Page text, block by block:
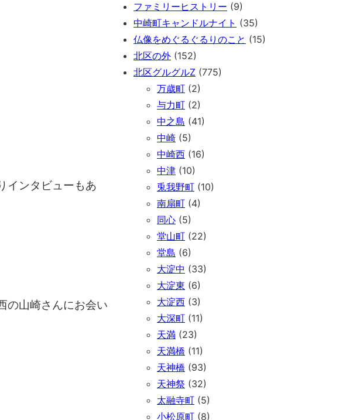
インタビューもあ
の山崎さんにお会い
ファミリーヒストリー (9)
中崎町キャンドルナイト (35)
仏像をめぐるぐるりのこと (15)
北区の外 (152)
北区グルグルZ (775)
万歳町 (2)
与力町 (2)
中之島 (41)
中崎 (5)
中崎西 (16)
中津 (10)
兎我野町 (10)
南扇町 (4)
同心 (5)
堂山町 (22)
堂島 (6)
大淀中 (33)
大淀東 (6)
大淀西 (3)
大深町 (11)
天満 (23)
天満橋 (11)
天神橋 (93)
天神祭 (32)
太融寺町 (5)
小松原町 (8)